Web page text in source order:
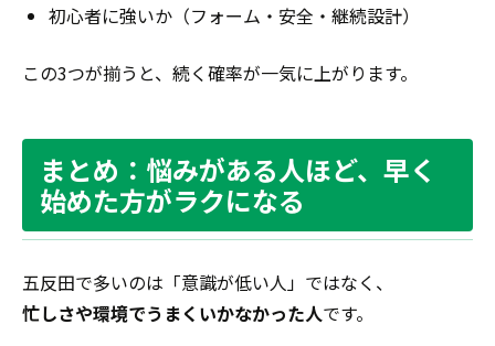
初心者に強いか（フォーム・安全・継続設計）
この3つが揃うと、続く確率が一気に上がります。
まとめ：悩みがある人ほど、早く
始めた方がラクになる
五反田で多いのは「意識が低い人」ではなく、
忙しさや環境でうまくいかなかった人です。